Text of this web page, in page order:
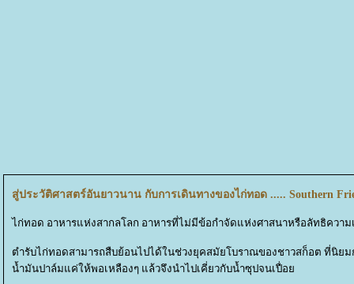
สู่ประวัติศาสตร์อันยาวนาน กับการเดินทางของไก่ทอด ..... Southern
ไก่ทอด อาหารแห่งสากลโลก อาหารที่ไม่มีข้อกำจัดแห่งศาสนาหรือลัทธิควา
ตำรับไก่ทอดสามารถสืบย้อนไปได้ในช่วงยุคสมัยโบราณของชาวสก็อต ที่นิ
น้ำมันปาล์มแค่ให้พอเหลืองๆ แล้วจึงนำไปเคี่ยวกับน้ำซุปจนเปื่อ